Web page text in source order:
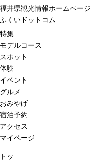
福井県観光情報ホームページ
ふくいドットコム
特集
モデルコース
スポット
体験
イベント
グルメ
おみやげ
宿泊予約
アクセス
マイページ
トッ